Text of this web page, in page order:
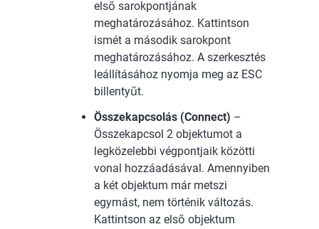
első sarokpontjának
meghatározásához. Kattintson
ismét a második sarokpont
meghatározásához. A szerkesztés
leállításához nyomja meg az ESC
billentyűt.
Összekapcsolás (Connect) –
Összekapcsol 2 objektumot a
legközelebbi végpontjaik közötti
vonal hozzáadásával. Amennyiben
a két objektum már metszi
egymást, nem történik változás.
Kattintson az első objektum